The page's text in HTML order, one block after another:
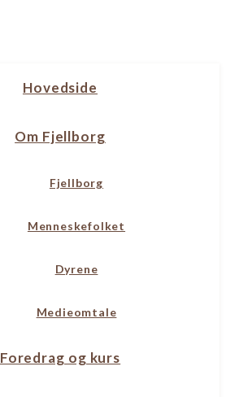
Hovedside
Om Fjellborg
Fjellborg
Menneskefolket
Dyrene
Medieomtale
Foredrag og kurs